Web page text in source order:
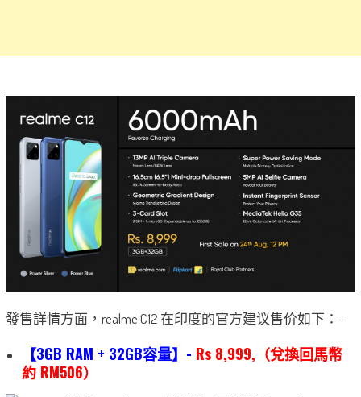
發售詳情方面，realme C12 在印度的官方建议售价如下：-
【3GB RAM + 32GB容量】- Rs 8,999,（兌換回馬幣
約 RM506）